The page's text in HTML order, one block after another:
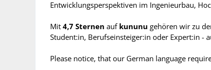
Entwicklungsperspektiven im Ingenieurbau,
Mit4,7 Sternen aufkununu gehören wir zu
Student:in, Berufseinsteiger:in oder Expert:in -
Please notice, that our German language